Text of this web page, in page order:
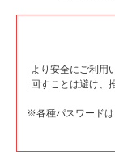
より安全にご利用
回すことは避け、
※各種パスワードは